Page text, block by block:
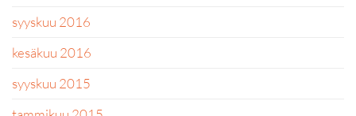
syyskuu 2016
kesäkuu 2016
syyskuu 2015